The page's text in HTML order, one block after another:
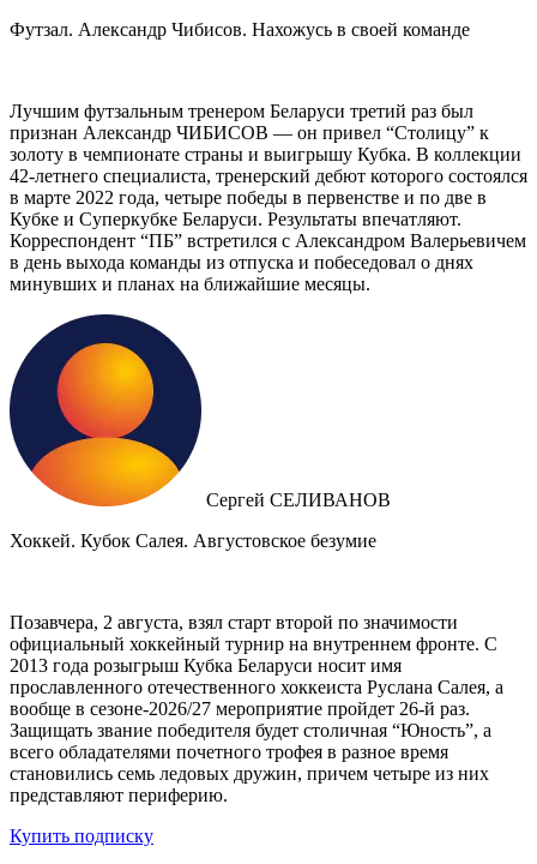
Футзал. Александр Чибисов. Нахожусь в своей команде
Лучшим футзальным тренером Беларуси третий раз был
признан Александр ЧИБИСОВ — он привел “Столицу” к
золоту в чемпионате страны и выигрышу Кубка. В коллекции
42-летнего специалиста, тренерский дебют которого состоялся
в марте 2022 года, четыре победы в первенстве и по две в
Кубке и Суперкубке Беларуси. Результаты впечатляют.
Корреспондент “ПБ” встретился с Александром Валерьевичем
в день выхода команды из отпуска и побеседовал о днях
минувших и планах на ближайшие месяцы.
Сергей СЕЛИВАНОВ
Хоккей. Кубок Салея. Августовское безумие
Позавчера, 2 августа, взял старт второй по значимости
официальный хоккейный турнир на внутреннем фронте. C
2013 года розыгрыш Кубка Беларуси носит имя
прославленного отечественного хоккеиста Руслана Салея, а
вообще в сезоне-2026/27 мероприятие пройдет 26-й раз.
Защищать звание победителя будет столичная “Юность”, а
всего обладателями почетного трофея в разное время
становились семь ледовых дружин, причем четыре из них
представляют периферию.
Купить подписку